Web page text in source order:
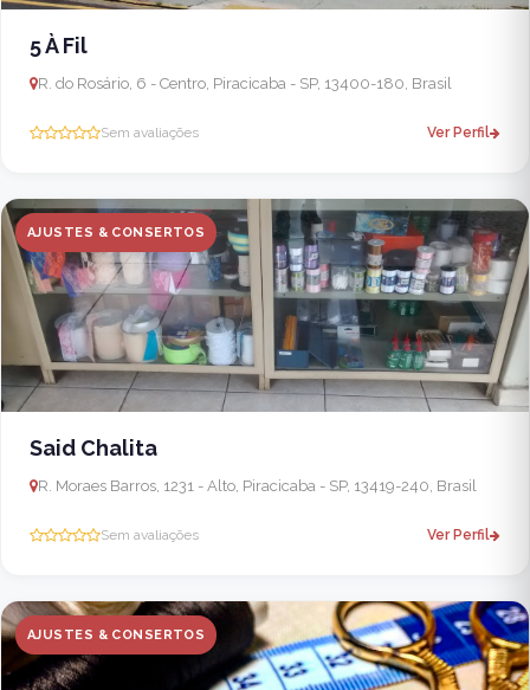
5 À Fil
R. do Rosário, 6 - Centro, Piracicaba - SP, 13400-180, Brasil
Sem avaliações Ver Perfil
AJUSTES & CONSERTOS
Said Chalita
R. Moraes Barros, 1231 - Alto, Piracicaba - SP, 13419-240, Brasil
Sem avaliações Ver Perfil
AJUSTES & CONSERTOS